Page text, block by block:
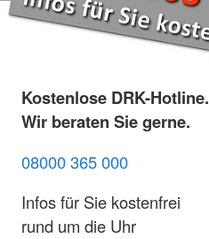
Kostenlose DRK-Hotline.
Wir beraten Sie gerne.
08000 365 000
Infos für Sie kostenfrei
rund um die Uhr